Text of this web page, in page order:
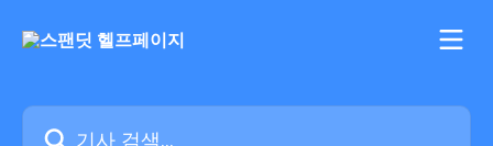
기사 검색...